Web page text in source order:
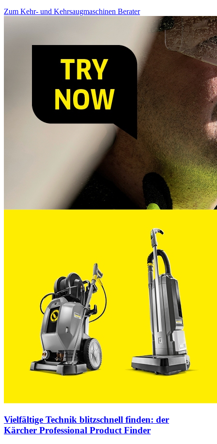
Zum Kehr- und Kehrsaugmaschinen Berater
Vielfältige Technik blitzschnell finden: der
Kärcher Professional Product Finder